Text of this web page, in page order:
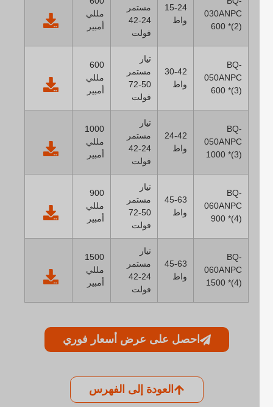
030ANPC
600 *(2)
15-24
مستمر
24-42
فولت
مللي
أمبير
BQ-
050ANPC
600 *(3)
30-42
مستمر
50-72
فولت
600
مللي
أمبير
BQ-
050ANPC
1000 *(3)
24-42
مستمر
24-42
فولت
1000
مللي
أمبير
BQ-
060ANPC
900 *(4)
45-63
مستمر
50-72
فولت
900
مللي
أمبير
BQ-
060ANPC
1500 *(4)
45-63
مستمر
24-42
فولت
1500
مللي
أمبير
احصل على عرض أسعار فوري
العودة إلى الفهرس